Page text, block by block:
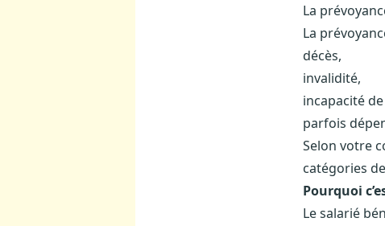
La
La
décès,
invalidité,
incapacité
parfois
Selon votre
catégories
Pourquoi
Le salarié